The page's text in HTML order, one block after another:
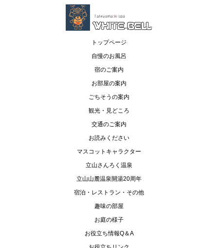
トップページ
自慢のお風呂
宿のご案内
お部屋の案内
ごちそうの案内
観光・見どころ
交通のご案内
お読みください
マスコットキャラクター
立山さんろく温泉
立山山麓温泉開湯20周年
宿泊・レストラン・その他
趣味の部屋
お庭の様子
お役立ち情報Q＆A